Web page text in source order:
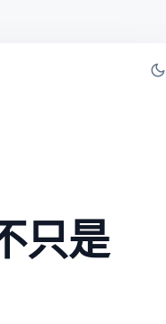
只是